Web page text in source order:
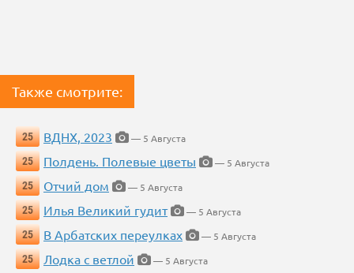
Также смотрите:
25 ВДНХ, 2023
— 5 Августа
25
Полдень. Полевые цветы
— 5 Августа
25
Отчий дом
— 5 Августа
25
Илья Великий гудит
— 5 Августа
25
В Арбатских переулках
— 5 Августа
25
Лодка с ветлой
— 5 Августа